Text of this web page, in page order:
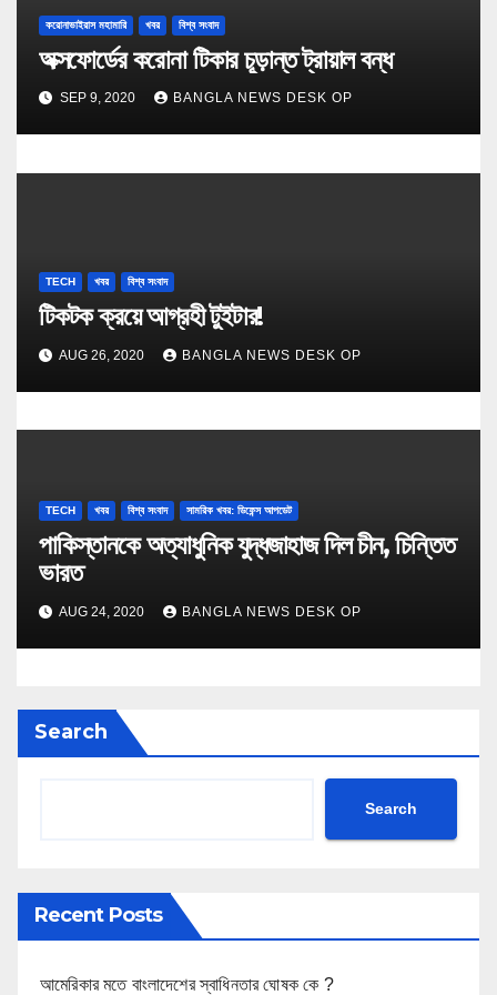
করোনাভাইরাস মহামারি খবর বিশ্ব সংবাদ
অক্সফোর্ডের করোনা টিকার চূড়ান্ত ট্রায়াল বন্ধ
SEP 9, 2020 BANGLA NEWS DESK OP
TECH খবর বিশ্ব সংবাদ
টিকটক ক্র‍য়ে আগ্রহী টুইটার!
AUG 26, 2020 BANGLA NEWS DESK OP
TECH খবর বিশ্ব সংবাদ সামরিক খবর: ডিফেন্স আপডেট
পাকিস্তানকে অত্যাধুনিক যুদ্ধজাহাজ দিল চীন, চিন্তিত
ভারত
AUG 24, 2020 BANGLA NEWS DESK OP
Search
Search
Recent Posts
আমেরিকার মতে বাংলাদেশের স্বাধিনতার ঘোষক কে ?